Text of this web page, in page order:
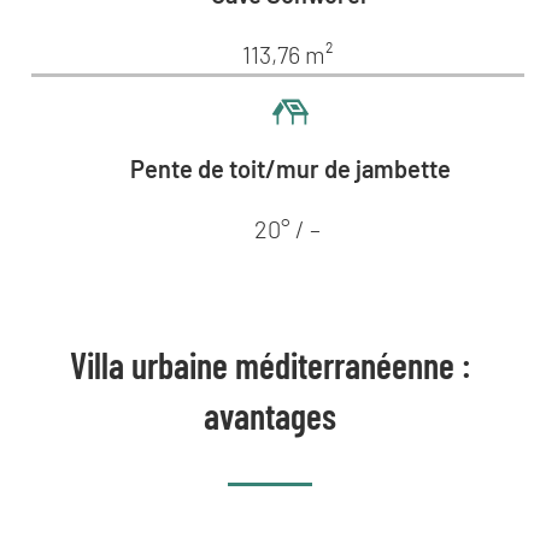
113,76 m²
Pente de toit/mur de jambette
20° / –
Villa urbaine méditerranéenne :
avantages